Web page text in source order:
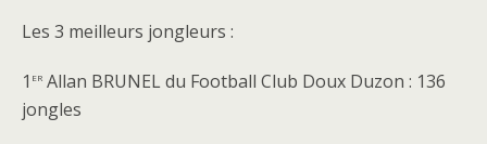
Les 3 meilleurs jongleurs :
1 er Allan BRUNEL du Football Club Doux Duzon : 136
jongles